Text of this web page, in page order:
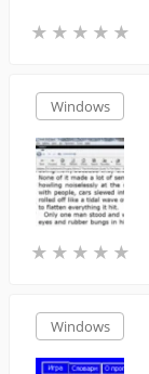
★ ★ ★ ★ ★
★ ★ ★ ★ ★
Windows
★ ★ ★ ★ ★
★ ★ ★ ★ ★
Windows